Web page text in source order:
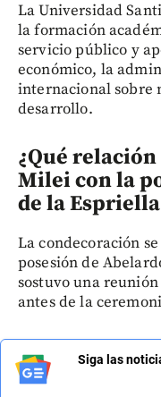
La Universidad
la formación
servicio público y
económico, la
internacional sobre
desarrollo.
¿Qué
Milei con la
de la
La condecoración
posesión de
sostuvo una
antes de la
Siga las